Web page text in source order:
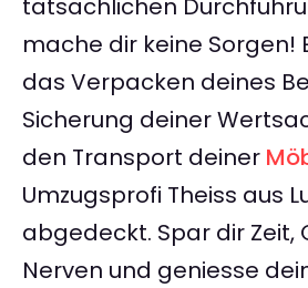
tatsächlichen
mache dir keine Sorgen!
das Verpacken deines
Sicherung deiner
den Transport deiner
Umzugsprofi Theiss aus
abgedeckt. Spar dir Zeit,
Nerven und geniesse